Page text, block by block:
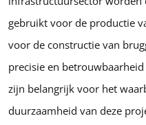
gebruikt voor de productie
voor de constructie van
precisie en
zijn belangrijk voor het
duurzaamheid van deze